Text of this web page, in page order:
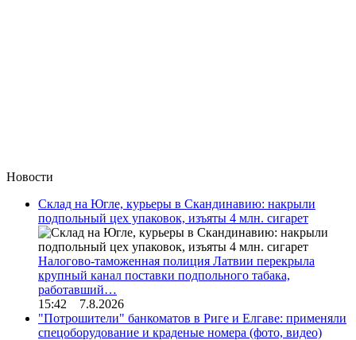
Новости
Склад на Югле, курьеры в Скандинавию: накрыли
подпольный цех упаковок, изъяты 4 млн. сигарет
Налогово-таможенная полиция Латвии перекрыла
крупный канал поставки подпольного табака,
работавший…
15:42 7.8.2026
"Потрошители" банкоматов в Риге и Елгаве: применяли
спецоборудование и краденые номера (фото, видео)